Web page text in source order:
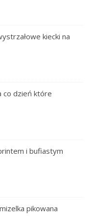
kiecki na
co dzień które
i bufiastym
pikowana